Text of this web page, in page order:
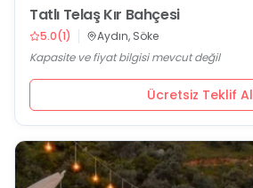
Tatlı Telaş Kır Bahçesi
5.0(1)
Aydın, Söke
Kapasite ve fiyat bilgisi mevcut değil
Ücretsiz Teklif Al